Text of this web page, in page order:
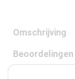
Omschrijving